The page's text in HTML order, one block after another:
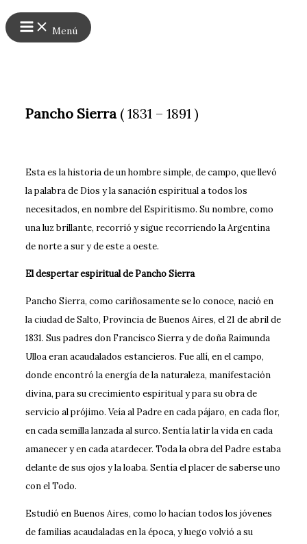
al
contenido
Menu
Menú
Pancho Sierra ( 1831 – 1891 )
Esta es la historia de un hombre simple, de campo, que llevó
la palabra de Dios y la sanación espiritual a todos los
necesitados, en nombre del Espiritismo. Su nombre, como
una luz brillante, recorrió y sigue recorriendo la Argentina
de norte a sur y de este a oeste.
El despertar espiritual de Pancho Sierra
Pancho Sierra, como cariñosamente se lo conoce, nació en
la ciudad de Salto, Provincia de Buenos Aires, el 21 de abril de
1831. Sus padres don Francisco Sierra y de doña Raimunda
Ulloa eran acaudalados estancieros. Fue allí, en el campo,
donde encontró la energía de la naturaleza, manifestación
divina, para su crecimiento espiritual y para su obra de
servicio al prójimo. Veía al Padre en cada pájaro, en cada flor,
en cada semilla lanzada al surco. Sentía latir la vida en cada
amanecer y en cada atardecer. Toda la obra del Padre estaba
delante de sus ojos y la loaba. Sentía el placer de saberse uno
con el Todo.
Estudió en Buenos Aires, como lo hacían todos los jóvenes
de familias acaudaladas en la época, y luego volvió a su